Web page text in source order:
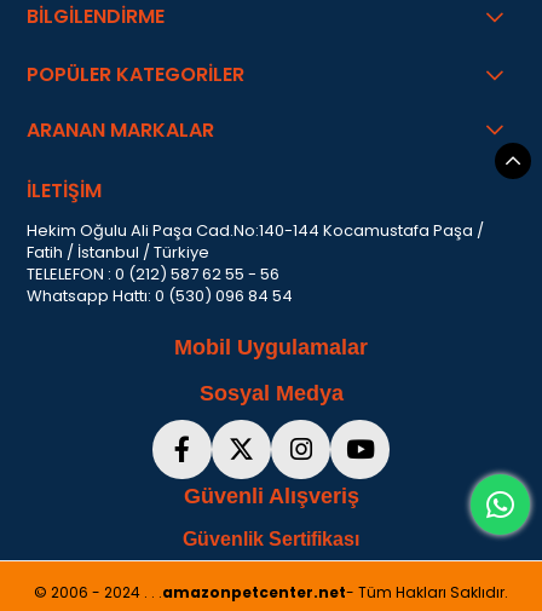
BİLGİLENDİRME
POPÜLER KATEGORİLER
ARANAN MARKALAR
İLETİŞİM
Hekim Oğulu Ali Paşa Cad.No:140-144 Kocamustafa Paşa /
Fatih / İstanbul / Türkiye
TELELEFON : 0 (212) 587 62 55 - 56
Whatsapp Hattı: 0 (530) 096 84 54
Mobil Uygulamalar
Sosyal Medya
Güvenli Alışveriş
Güvenlik Sertifikası
© 2006 - 2024 . . .amazonpetcenter.net- Tüm Hakları Saklıdır.